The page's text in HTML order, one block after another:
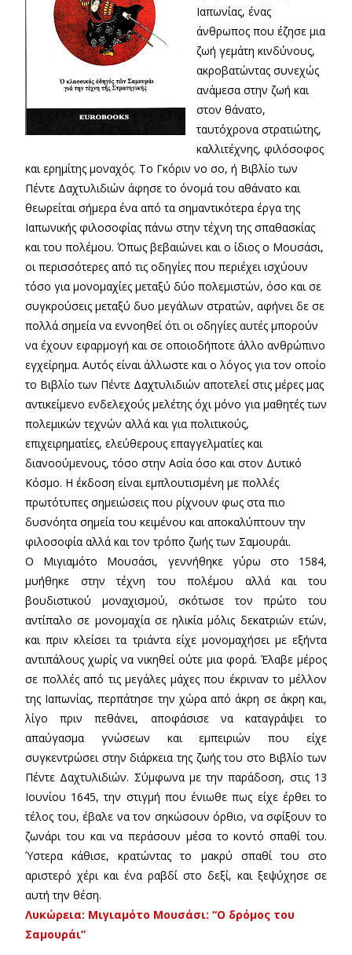
Ιαπωνίας, ένας
άνθρωπος που έζησε μια
ζωή γεμάτη κινδύνους,
ακροβατώντας συνεχώς
ανάμεσα στην ζωή και
στον θάνατο,
ταυτόχρονα στρατιώτης,
καλλιτέχνης, φιλόσοφος
και ερημίτης μοναχός. Το Γκόριν νο σο, ή Βιβλίο των
Πέντε Δαχτυλιδιών άφησε το όνομά του αθάνατο και
θεωρείται σήμερα ένα από τα σημαντικότερα έργα της
Ιαπωνικής φιλοσοφίας πάνω στην τέχνη της σπαθασκίας
και του πολέμου. Όπως βεβαιώνει και ο ίδιος ο Μουσάσι,
οι περισσότερες από τις οδηγίες που περιέχει ισχύουν
τόσο για μονομαχίες μεταξύ δύο πολεμιστών, όσο και σε
συγκρούσεις μεταξύ δυο μεγάλων στρατών, αφήνει δε σε
πολλά σημεία να εννοηθεί ότι οι οδηγίες αυτές μπορούν
να έχουν εφαρμογή και σε οποιοδήποτε άλλο ανθρώπινο
εγχείρημα. Αυτός είναι άλλωστε και ο λόγος για τον οποίο
το Βιβλίο των Πέντε Δαχτυλιδιών αποτελεί στις μέρες μας
αντικείμενο ενδελεχούς μελέτης όχι μόνο για μαθητές των
πολεμικών τεχνών αλλά και για πολιτικούς,
επιχειρηματίες, ελεύθερους επαγγελματίες και
διανοούμενους, τόσο στην Ασία όσο και στον Δυτικό
Κόσμο. Η έκδοση είναι εμπλουτισμένη με πολλές
πρωτότυπες σημειώσεις που ρίχνουν φως στα πιο
δυσνόητα σημεία του κειμένου και αποκαλύπτουν την
φιλοσοφία αλλά και τον τρόπο ζωής των Σαμουράι.
Ο Μιγιαμότο Μουσάσι, γεννήθηκε γύρω στο 1584,
μυήθηκε στην τέχνη του πολέμου αλλά και του
βουδιστικού μοναχισμού, σκότωσε τον πρώτο του
αντίπαλο σε μονομαχία σε ηλικία μόλις δεκατριών ετών,
και πριν κλείσει τα τριάντα είχε μονομαχήσει με εξήντα
αντιπάλους χωρίς να νικηθεί ούτε μια φορά. Έλαβε μέρος
σε πολλές από τις μεγάλες μάχες που έκριναν το μέλλον
της Ιαπωνίας, περπάτησε την χώρα από άκρη σε άκρη και,
λίγο πριν πεθάνει, αποφάσισε να καταγράψει το
απαύγασμα γνώσεων και εμπειριών που είχε
συγκεντρώσει στην διάρκεια της ζωής του στο Βιβλίο των
Πέντε Δαχτυλιδιών. Σύμφωνα με την παράδοση, στις 13
Ιουνίου 1645, την στιγμή που ένιωθε πως είχε έρθει το
τέλος του, έβαλε να τον σηκώσουν όρθιο, να σφίξουν το
ζωνάρι του και να περάσουν μέσα το κοντό σπαθί του.
Ύστερα κάθισε, κρατώντας το μακρύ σπαθί του στο
αριστερό χέρι και ένα ραβδί στο δεξί, και ξεψύχησε σε
αυτή την θέση.
Λυκώρεια: Μιγιαμότο Μουσάσι: “Ο δρόμος του
Σαμουράι”